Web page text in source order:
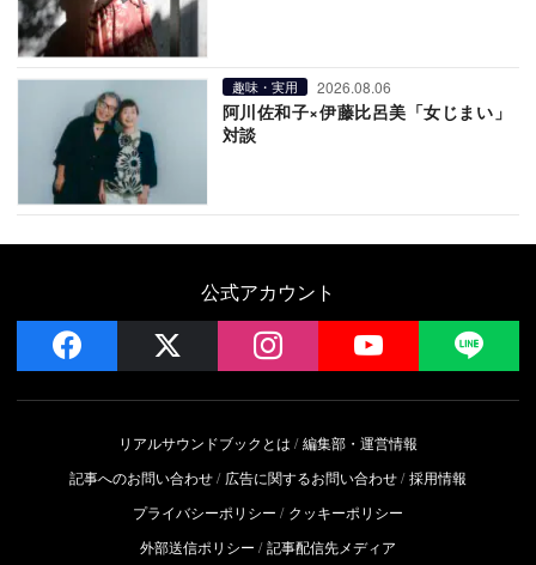
趣味・実用 2026.08.06
阿川佐和子×伊藤比呂美「女じまい」
対談
公式アカウント
facebook instagram YouTube
リアルサウンドブックとは
編集部・運営情報
記事へのお問い合わせ
広告に関するお問い合わせ 採用情報
プライバシーポリシー
クッキーポリシー
外部送信ポリシー
記事配信先メディア